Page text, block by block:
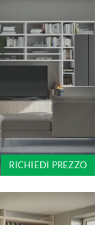
RICHIEDI PREZZO